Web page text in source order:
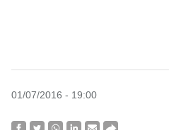
01/07/2016 - 19:00